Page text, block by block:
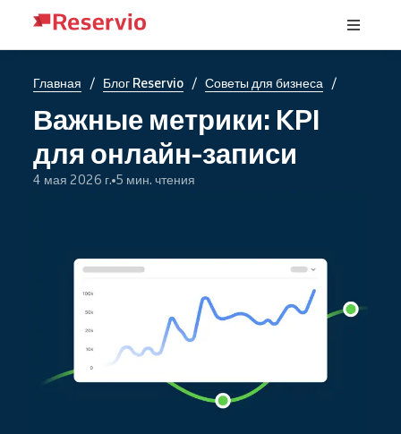
Главная / Блог Reservio / Советы для бизнеса /
Важные метрики: KPI
для онлайн-записи
4 мая 2026 г. 5 мин. чтения